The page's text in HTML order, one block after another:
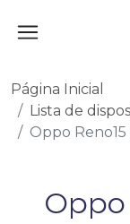
Página Inicial
Lista de
Oppo Reno15
Oppo